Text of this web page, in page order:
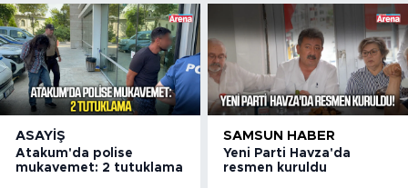
ASAYIŞ
Atakum'da polise
mukavemet: 2 tutuklama
SAMSUN HABER
Yeni Parti Havza'da
resmen kuruldu